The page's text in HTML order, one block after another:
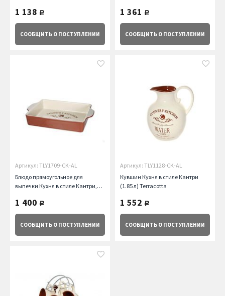
1 138 руб.
СООБЩИТЬ О ПОСТУПЛЕНИИ
1 361 руб.
СООБЩИТЬ О ПОСТУПЛЕНИИ
Артикул: TLY1709-CK-AL
Блюдо прямоугольное для
выпечки Кухня в стиле Кантри,
1 400 руб.
СООБЩИТЬ О ПОСТУПЛЕНИИ
Артикул: TLY1128-CK-AL
Кувшин Кухня в стиле Кантри
(1.85 л) Terracotta
1 552 руб.
СООБЩИТЬ О ПОСТУПЛЕНИИ